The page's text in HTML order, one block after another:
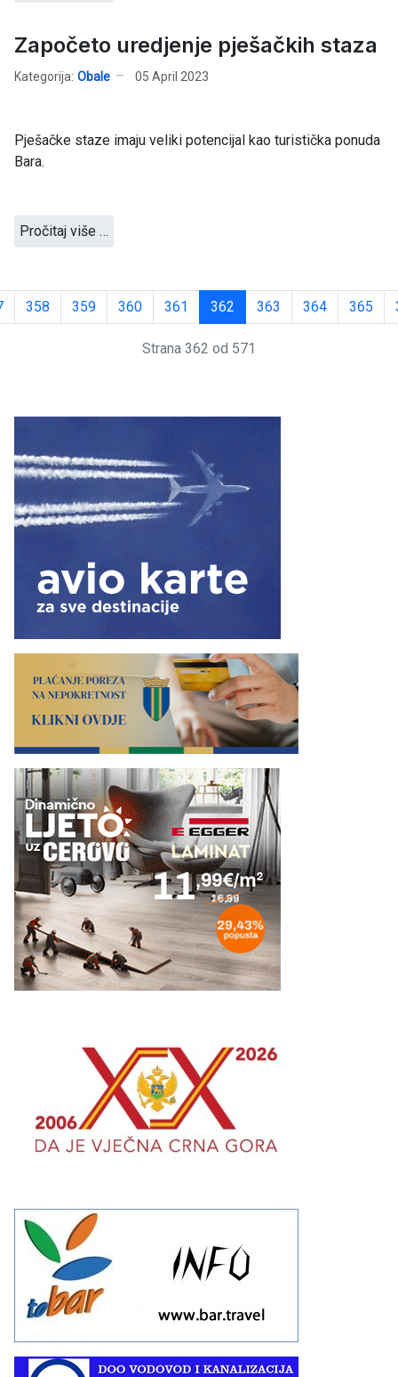
Započeto uredjenje pješačkih staza
Kategorija: Obale 05 April 2023
Pješačke staze imaju veliki potencijal kao turistička ponuda
Bara.
Pročitaj više …
358 359 360 361 362 363 364 365
Strana 362 od 571